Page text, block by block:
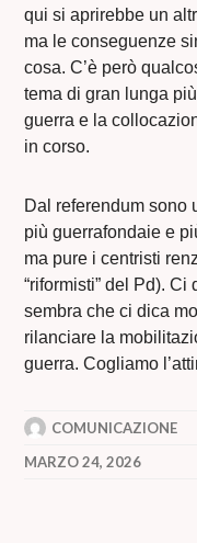
qui si aprirebbe un
ma le conseguenze
cosa. C’è però
tema di gran lunga
guerra e la
in corso.
Dal referendum sono
più guerrafondaie e
ma pure i centristi
“riformisti” del Pd).
sembra che ci dica
rilanciare la
guerra. Cogliamo
COMUNICAZIONE
MARZO 24, 2026